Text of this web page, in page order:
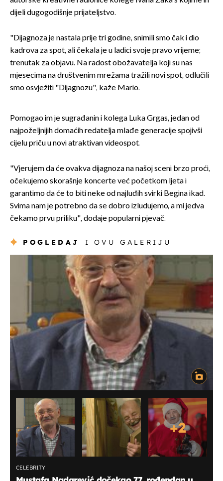
dijeli dugogodišnje prijateljstvo.
"Dijagnoza je nastala prije tri godine, snimili smo čak i dio
kadrova za spot, ali čekala je u ladici svoje pravo vrijeme;
trenutak za objavu. Na radost obožavatelja koji su nas
mjesecima na društvenim mrežama tražili novi spot, odlučili
smo osvježiti "Dijagnozu", kaže Mario.
Pomogao im je sugrađanin i kolega Luka Grgas, jedan od
najpoželjnijih domaćih redatelja mlađe generacije spojivši
cijelu priču u novi atraktivan videospot.
"Vjerujem da će ovakva dijagnoza na našoj sceni brzo proći,
očekujemo skorašnje koncerte već početkom ljeta i
garantimo da će to biti neke od najluđih svirki Begina ikad.
Svima nam je potrebno da se dobro izludujemo, a mi jedva
čekamo prvu priliku", dodaje popularni pjevač.
POGLEDAJ I OVU GALERIJU
+2
CELEBRITY